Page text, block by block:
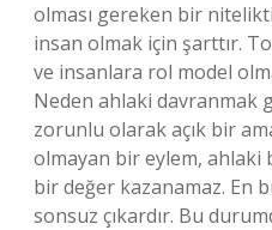
olması gereken bir
insan olmak için şarttır.
ve insanlara rol model
Neden ahlaki davranmak
zorunlu olarak açık bir
olmayan bir eylem,
bir değer kazanamaz. En
sonsuz çıkardır. Bu